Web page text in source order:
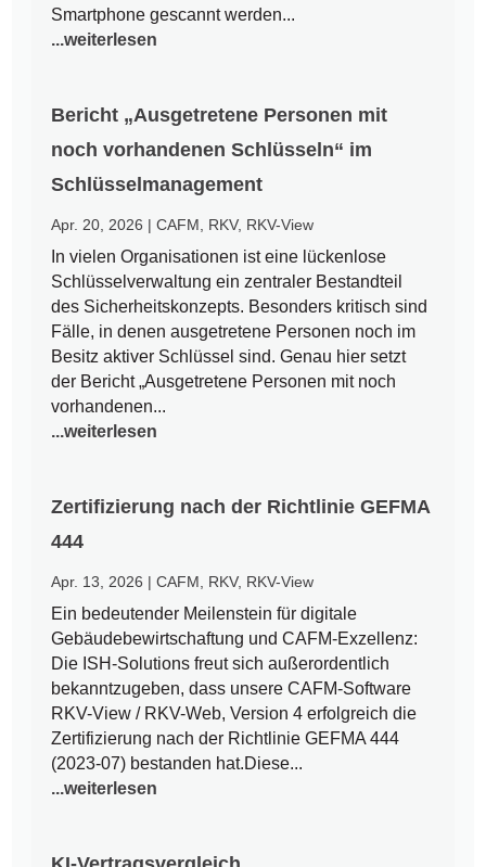
Smartphone gescannt werden...
...weiterlesen
Bericht „Ausgetretene Personen mit
noch vorhandenen Schlüsseln“ im
Schlüsselmanagement
Apr. 20, 2026 |CAFM RKV, RKV-View
In vielen Organisationen ist eine lückenlose
Schlüsselverwaltung ein zentraler Bestandteil
des Sicherheitskonzepts. Besonders kritisch sind
Fälle, in denen ausgetretene Personen noch im
Besitz aktiver Schlüssel sind. Genau hier setzt
der Bericht „Ausgetretene Personen mit noch
vorhandenen...
...weiterlesen
Zertifizierung nach der Richtlinie GEFMA
444
Apr. 13, 2026 |CAFM RKV, RKV-View
Ein bedeutender Meilenstein für digitale
Gebäudebewirtschaftung und CAFM-Exzellenz:
Die ISH-Solutions freut sich außerordentlich
bekanntzugeben, dass unsere CAFM-Software
RKV-View / RKV-Web, Version 4 erfolgreich die
Zertifizierung nach der Richtlinie GEFMA 444
(2023-07) bestanden hat.Diese...
...weiterlesen